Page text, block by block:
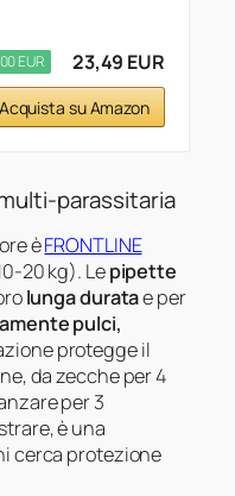
EUR 23,49 EUR
su Amazon
parassitaria
èFRONTLINE
20 kg). Lepipette
lunga duratae per
pulci,
protegge il
da zecche per 4
per 3
è una
cerca protezione